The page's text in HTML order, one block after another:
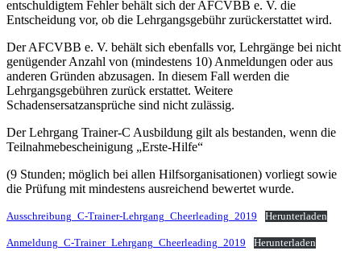
entschuldigtem Fehler behält sich der AFCVBB e. V. die
Entscheidung vor, ob die Lehrgangsgebühr zurückerstattet wird.
Der AFCVBB e. V. behält sich ebenfalls vor, Lehrgänge bei nicht
genügender Anzahl von (mindestens 10) Anmeldungen oder aus
anderen Gründen abzusagen. In diesem Fall werden die
Lehrgangsgebühren zurück erstattet. Weitere
Schadensersatzansprüche sind nicht zulässig.
Der Lehrgang Trainer-C Ausbildung gilt als bestanden, wenn die
Teilnahmebescheinigung „Erste-Hilfe“
(9 Stunden; möglich bei allen Hilfsorganisationen) vorliegt sowie
die Prüfung mit mindestens ausreichend bewertet wurde.
Ausschreibung_C-Trainer-Lehrgang_Cheerleading_2019 Herunterladen
Anmeldung_C-Trainer_Lehrgang_Cheerleading_2019 Herunterladen